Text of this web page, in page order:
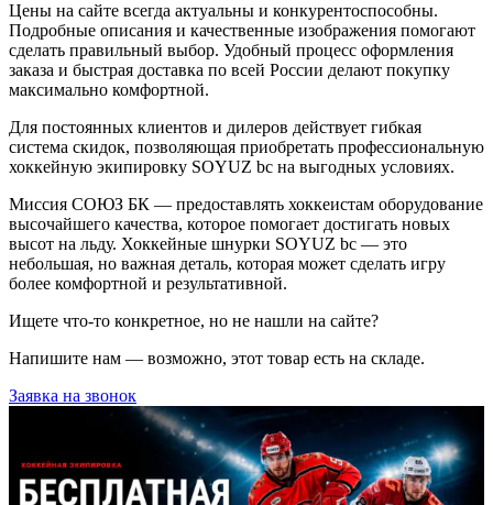
Цены на сайте всегда актуальны и конкурентоспособны.
Подробные описания и качественные изображения помогают
сделать правильный выбор. Удобный процесс оформления
заказа и быстрая доставка по всей России делают покупку
максимально комфортной.
Для постоянных клиентов и дилеров действует гибкая
система скидок, позволяющая приобретать профессиональную
хоккейную экипировку SOYUZ bc на выгодных условиях.
Миссия СОЮЗ БК — предоставлять хоккеистам оборудование
высочайшего качества, которое помогает достигать новых
высот на льду. Хоккейные шнурки SOYUZ bc — это
небольшая, но важная деталь, которая может сделать игру
более комфортной и результативной.
Ищете что-то конкретное, но не нашли на сайте?
Напишите нам — возможно, этот товар есть на складе.
Заявка на звонок